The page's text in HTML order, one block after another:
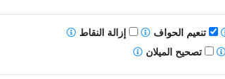
تنعيم الحواف
إزالة النقاط
تصحيح الميلان